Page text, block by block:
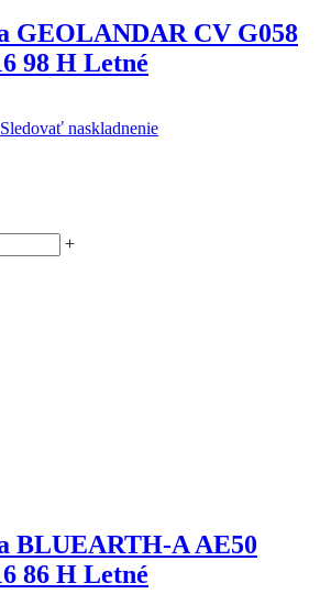
GEOLANDAR CV G058
98 H Letné
Sledovať naskladnenie
+
BLUEARTH-A AE50
86 H Letné